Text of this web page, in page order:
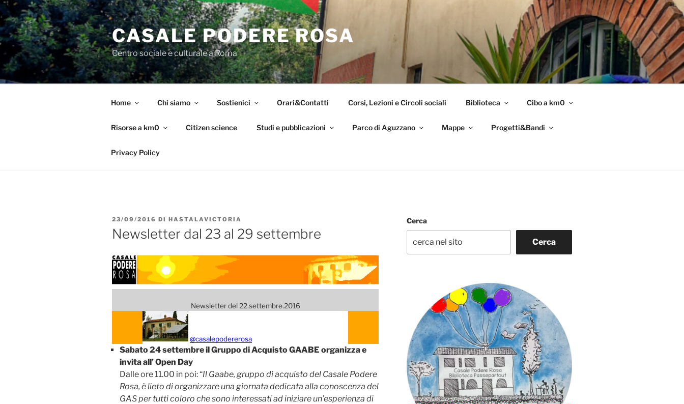
Salta
al
contenuto
CASALE PODERE ROSA
Centro sociale e culturale a Roma
Home Chi siamo Sostienici Orari&Contatti Corsi, Lezioni e Circoli sociali Biblioteca Cibo a km0
Risorse a km0 Citizen science Studi e pubblicazioni Parco di Aguzzano Mappe Progetti&Bandi
Privacy Policy
PUBBLICATO
IL
23/09/2016 DI HASTALAVICTORIA
Newsletter dal 23 al 29 settembre
Newsletter del 22.settembre.2016
@casalepodererosa
Sabato 24 settembre il Gruppo di Acquisto GAABE organizza e
invita all’ Open Day
Dalle ore 11.00 in poi: “Il Gaabe, gruppo di acquisto del Casale Podere
Rosa, è lieto di organizzare una giornata dedicata alla conoscenza del
GAS per tutti coloro che sono interessati ad iniziare un’esperienza di
Cerca
Cerca